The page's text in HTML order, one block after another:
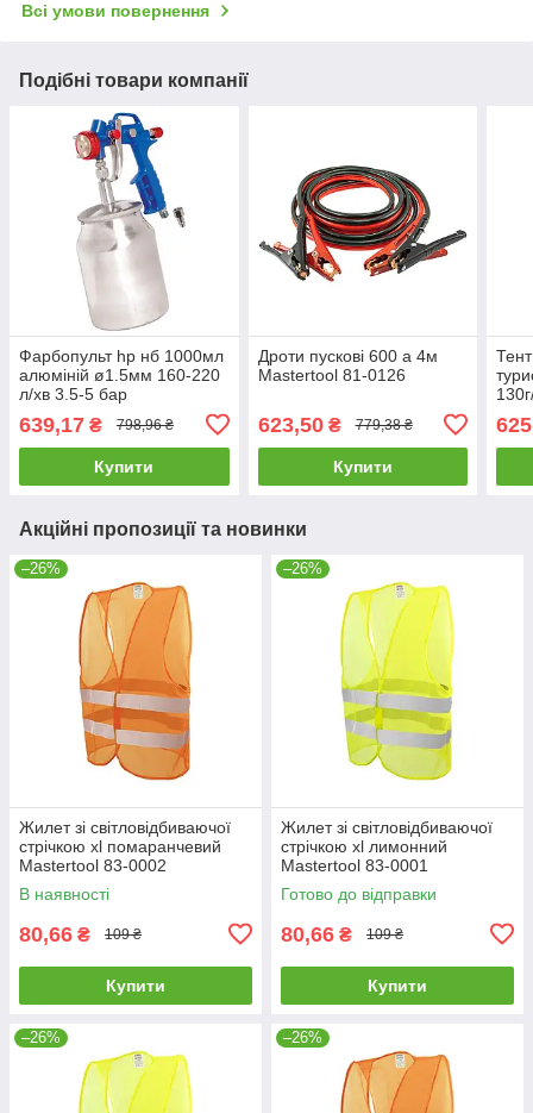
Всі умови повернення
Подібні товари компанії
Фарбопульт hp нб 1000мл
алюміній ø1.5мм 160-220
л/хв 3.5-5 бар
повітря Mastertool 81-8717
639,17 ₴ 798,96 ₴
Купити
Дроти пускові 600 а 4м
Mastertool 81-0126
623,50₴ 779,38 ₴
Купити
Акційні пропозиції та новинки
–26%
Жилет зі світловідбиваючої
стрічкою xl помаранчевий
Mastertool 83-0002
В наявності
80,66 ₴ 109 ₴
Купити
–26%
Жилет зі світловідбиваючої
стрічкою xl лимонний
Mastertool 83-0001
Готово до відправки
80,66 ₴ 109 ₴
Купити
–26% –26%